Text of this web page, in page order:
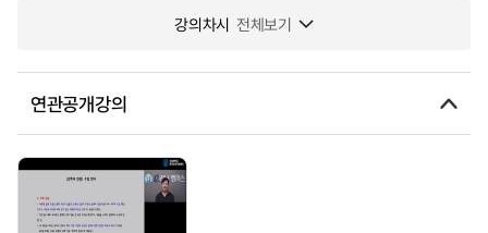
강의차시 전체보기
연관공개강의